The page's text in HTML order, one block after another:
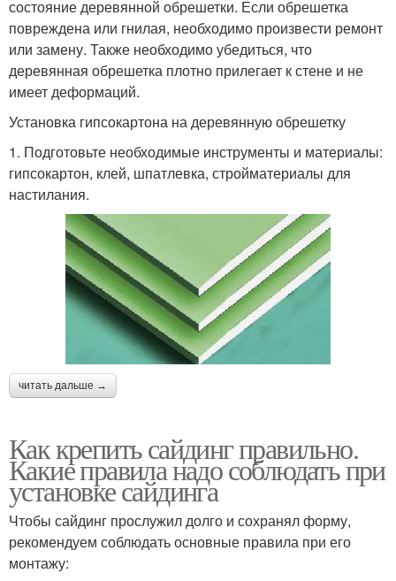
состояние деревянной обрешетки. Если обрешетка
повреждена или гнилая, необходимо произвести ремонт
или замену. Также необходимо убедиться, что
деревянная обрешетка плотно прилегает к стене и не
имеет деформаций.
Установка гипсокартона на деревянную обрешетку
1. Подготовьте необходимые инструменты и материалы:
гипсокартон, клей, шпатлевка, стройматериалы для
настилания.
читать дальше →
Как крепить сайдинг правильно.
Какие правила надо соблюдать при
установке сайдинга
Чтобы сайдинг прослужил долго и сохранял форму,
рекомендуем соблюдать основные правила при его
монтажу: